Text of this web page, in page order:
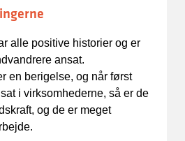
alle positive historier og er
ansat.
en berigelse, og når først
i virksomhederne, så er de
og de er meget